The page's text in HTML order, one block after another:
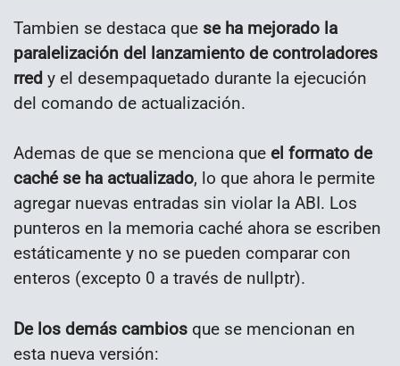
Tambien se destaca que se ha mejorado la
paralelización del lanzamiento de controladores
rred y el desempaquetado durante la ejecución
del comando de actualización.
Ademas de que se menciona que el formato de
caché se ha actualizado, lo que ahora le permite
agregar nuevas entradas sin violar la ABI. Los
punteros en la memoria caché ahora se escriben
estáticamente y no se pueden comparar con
enteros (excepto 0 a través de nullptr).
De los demás cambios que se mencionan en
esta nueva versión: